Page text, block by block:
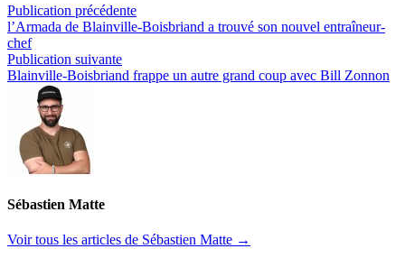
Navigation
de
l’article
Publication précédentePublication
précédente :
l’Armada de Blainville-Boisbriand a trouvé son nouvel entraîneur-
chef
Publication suivantePublication
suivante :
Blainville-Boisbriand frappe un autre grand coup avec Bill Zonnon
Sébastien Matte
Voir tous les articles de Sébastien Matte →